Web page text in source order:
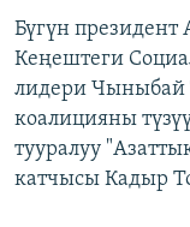
Бүгүн президент
Кеңештеги
лидери Чыныбай
коалицияны
тууралуу
катчысы Кадыр